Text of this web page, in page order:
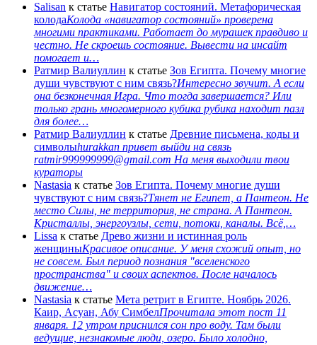
Salisan к статье Навигатор состояний. Метафорическая
колодаКолода «навигатор состояний» проверена
многими практиками. Работает до мурашек правдиво и
честно. Не скроешь состояние. Вывести на инсайт
помогает и…
Ратмир Валиуллин к статье Зов Египта. Почему многие
души чувствуют с ним связь?Интересно звучит. А если
она безконечная Игра. Что тогда завершается? Или
только грань многомерного кубика рубика находит пазл
для более…
Ратмир Валиуллин к статье Древние письмена, коды и
символыhurakkan привет выйди на связь
ratmir999999999@gmail.com На меня выходили твои
кураторы
Nastasia к статье Зов Египта. Почему многие души
чувствуют с ним связь?Тянет не Египет, а Пантеон. Не
место Силы, не территория, не страна. А Пантеон.
Кристаллы, энергоузлы, сети, потоки, каналы. Всё,…
Lissa к статье Древо жизни и истинная роль
женщиныКрасивое описание. У меня схожий опыт, но
не совсем. Был период познания "вселенского
пространства" и своих аспектов. После началось
движение…
Nastasia к статье Мета ретрит в Египте. Ноябрь 2026.
Каир, Асуан, Абу СимбелПрочитала этот пост 11
января. 12 утром приснился сон про воду. Там были
ведущие, незнакомые люди, озеро. Было холодно,